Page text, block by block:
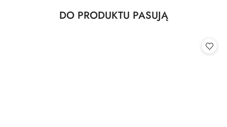
Pomiń karuzelę produktów
Produkty
DO PRODUKTU PASUJĄ